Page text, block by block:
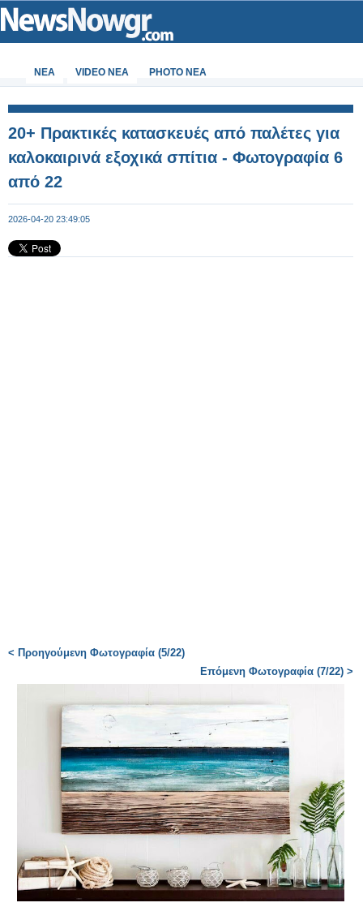
ΝΕΑ VIDEO NEA PHOTO NEA
20+ Πρακτικές κατασκευές από παλέτες για
καλοκαιρινά εξοχικά σπίτια - Φωτογραφία 6
από 22
2026-04-20 23:49:05
< Προηγούμενη Φωτογραφία (5/22)
Επόμενη Φωτογραφία (7/22) >